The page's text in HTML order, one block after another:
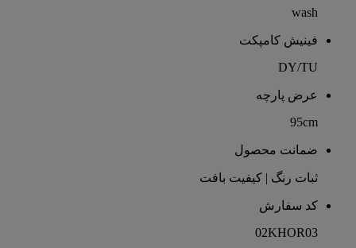
wash
فینیش کامپکت
DY/TU
عرض پارچه
95cm
ضمانت محصول
ثبات رنگ | کیفیت بافت
کد سفارش
02KHOR03